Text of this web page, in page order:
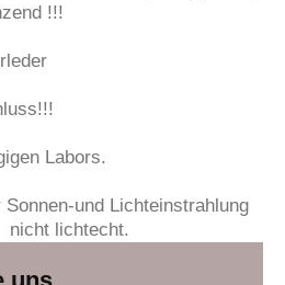
!!!
Labors.
und Lichteinstrahlung
lichtecht.